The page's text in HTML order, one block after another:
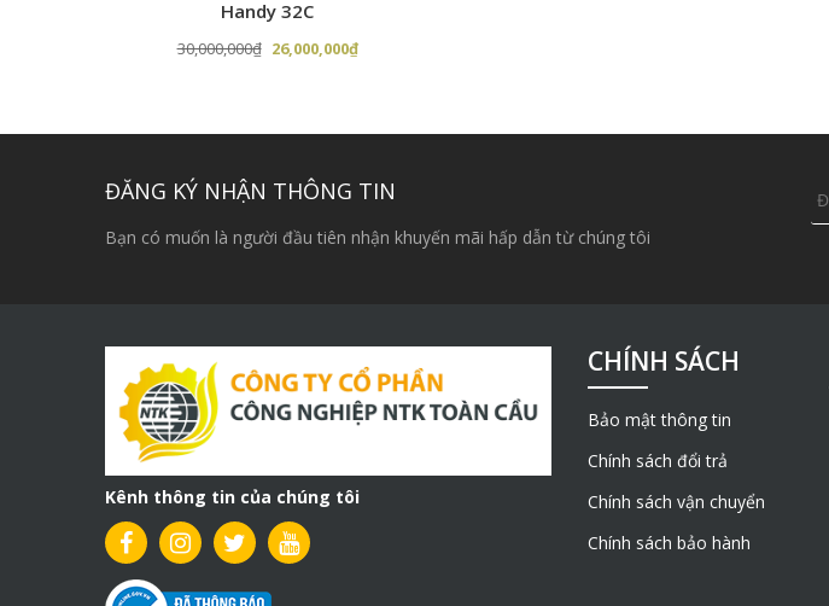
Handy 32C
30,000,000₫ Giá
30,000,000₫.
26,000,000₫Giá
là:
ĐĂNG KÝ NHẬN THÔNG TIN
Bạn có muốn là người đầu tiên nhận khuyến mãi hấp dẫn từ chúng tôi
Kênh thông tin của chúng tôi
CHÍNH SÁCH
Bảo mật thông tin
Chính sách đổi trả
Chính sách vận chuyển
Chính sách bảo hành